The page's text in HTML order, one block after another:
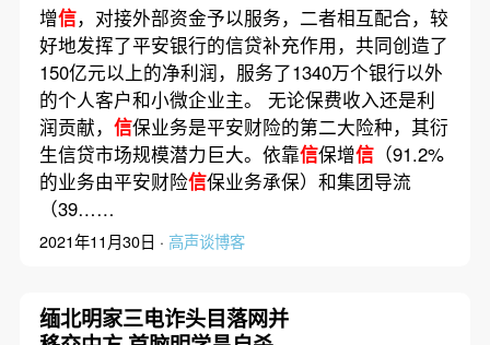
增信，对接外部资金予以服务，二者相互配合，较
好地发挥了平安银行的信贷补充作用，共同创造了
150亿元以上的净利润，服务了1340万个银行以外
的个人客户和小微企业主。 无论保费收入还是利
润贡献， 信保业务是平安财险的第二大险种，其衍
生信贷市场规模潜力巨大。依靠信保增信（91.2%
的业务由平安财险信保业务承保）和集团导流
（39……
2021年11月30日 · 高声谈博客
缅北明家三电诈头目落网并